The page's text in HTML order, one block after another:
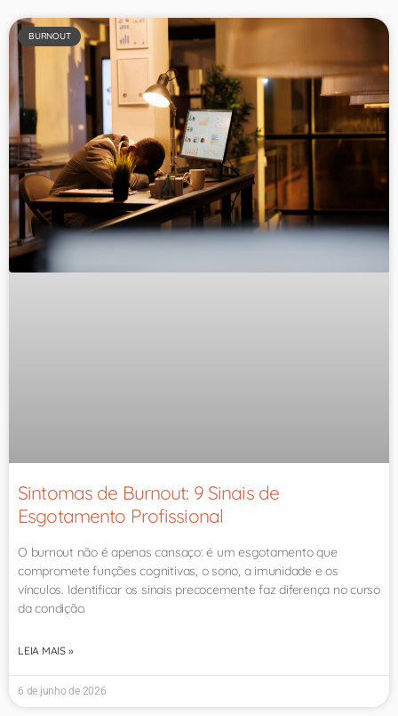
BURNOUT
Sintomas de Burnout: 9 Sinais de
Esgotamento Profissional
O burnout não é apenas cansaço: é um esgotamento que
compromete funções cognitivas, o sono, a imunidade e os
vínculos. Identificar os sinais precocemente faz diferença no curso
da condição.
LEIA MAIS »
6 de junho de 2026